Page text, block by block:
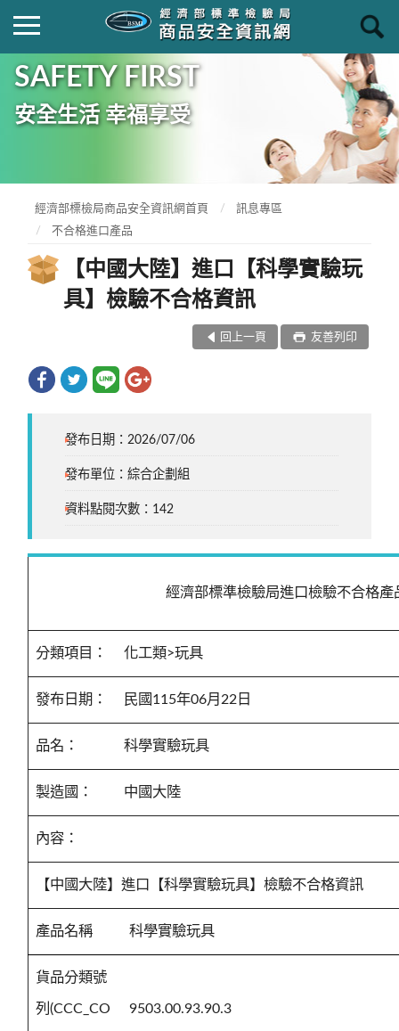
SAFETY FIRST
安全生活 幸福享受
經濟部標檢局商品安全資訊網首頁
訊息專區
不合格進口產品
【中國大陸】進口【科學實驗玩
具】檢驗不合格資訊
回上一頁 友善列印
發布日期：2026/07/06
發布單位：綜合企劃組
資料點閱次數：142
經濟部標準檢驗局進口檢驗不合格產
分類項目： 化工類>玩具
發布日期： 民國115年06月22日
品名： 科學實驗玩具
製造國： 中國大陸
內容：
【中國大陸】進口【科學實驗玩具】檢驗不合格資訊
產品名稱 科學實驗玩具
貨品分類號
列(CCC_CO 9503.00.93.90.3